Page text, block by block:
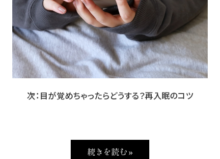
次：目が覚めちゃったらどうする？再入眠のコツ
続きを読む »